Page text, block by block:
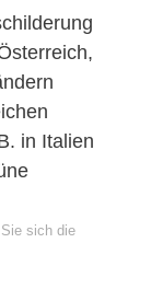
in Italien
sich die